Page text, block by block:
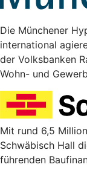
Die Münchener
international
der Volksbanken
Wohn- und
Mit rund 6,5
Schwäbisch Hall
führenden